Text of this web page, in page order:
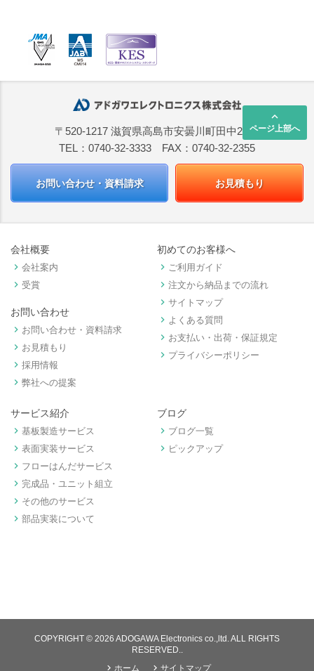
keyboard_arrow_up
ページ上部へ
〒520-1217 滋賀県高島市安曇川町田中2668
TEL：0740-32-3333 FAX：0740-32-2355
お問い合わせ・資料請求 お見積もり
会社概要
keyboard_arrow_right 会社案内
keyboard_arrow_right 受賞
お問い合わせ
keyboard_arrow_right お問い合わせ・資料請求
keyboard_arrow_right お見積もり
keyboard_arrow_right 採用情報
keyboard_arrow_right 弊社への提案
初めてのお客様へ
keyboard_arrow_right ご利用ガイド
keyboard_arrow_right 注文から納品までの流れ
keyboard_arrow_right サイトマップ
keyboard_arrow_right よくある質問
keyboard_arrow_right お支払い・出荷・保証規定
keyboard_arrow_right プライバシーポリシー
サービス紹介
keyboard_arrow_right 基板製造サービス
keyboard_arrow_right 表面実装サービス
keyboard_arrow_right フローはんだサービス
keyboard_arrow_right 完成品・ユニット組立
keyboard_arrow_right その他のサービス
keyboard_arrow_right 部品実装について
ブログ
keyboard_arrow_right ブログ一覧
keyboard_arrow_right ピックアップ
COPYRIGHT © 2026 ADOGAWA Electronics co.,ltd. ALL RIGHTS
RESERVED..
keyboard_arrow_right ホーム keyboard_arrow_right サイトマップ